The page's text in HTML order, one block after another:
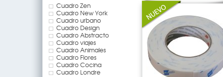
Cuadro Zen
Cuadro New York
Cuadro urbano
Cuadro Design
Cuadro Abstracto
Cuadro viajes
Cuadro Animales
Cuadro Flores
Cuadro Cocina
Cuadro Londre